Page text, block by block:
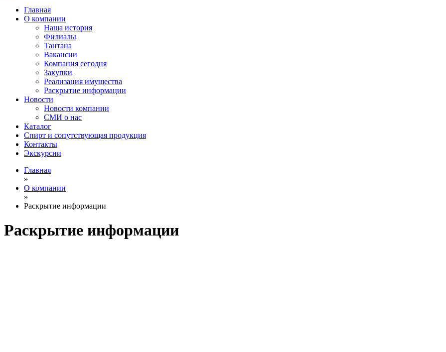
Главная
О компании
Наша история
Филиалы
Тантана
Вакансии
Компания сегодня
Закупки
Реализация имущества
Раскрытие информации
Новости
Новости компании
СМИ о нас
Каталог
Спирт и сопутствующая продукция
Контакты
Экскурсии
Главная
»
О компании
»
Раскрытие информации
Раскрытие информации